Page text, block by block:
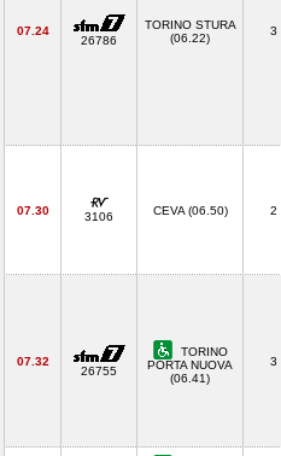
07.24
26786
TORINO STURA
(06.22)
3
07.30 3106 CEVA (06.50) 2
07.32
26755
TORINO
PORTA NUOVA
(06.41)
3